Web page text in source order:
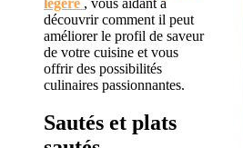
découvrir comment il peut
améliorer le profil de saveur
de votre cuisine et vous
offrir des possibilités
culinaires passionnantes.
Sautés et plats